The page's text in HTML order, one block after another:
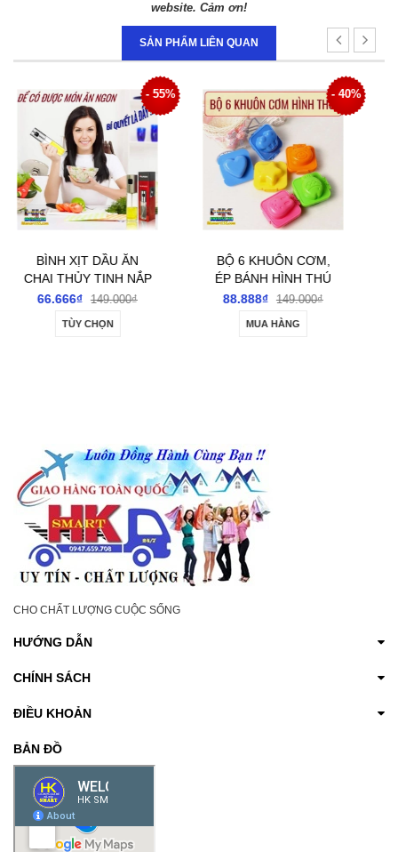
website. Cảm ơn!
SẢN PHẨM LIÊN QUAN
- 40%
BỘ 6 KHUÔN CƠM,
ÉP BÁNH HÌNH THÚ
88.888₫ 149.000₫
MUA HÀNG
- 36%
BỘ CƯA CẦM TAY ĐA
NĂNG 8 MÓN
166.666₫ 260.000₫
MUA HÀNG
CHO CHẤT LƯỢNG CUỘC SỐNG
HƯỚNG DẪN
CHÍNH SÁCH
ĐIỀU KHOẢN
BẢN ĐỒ